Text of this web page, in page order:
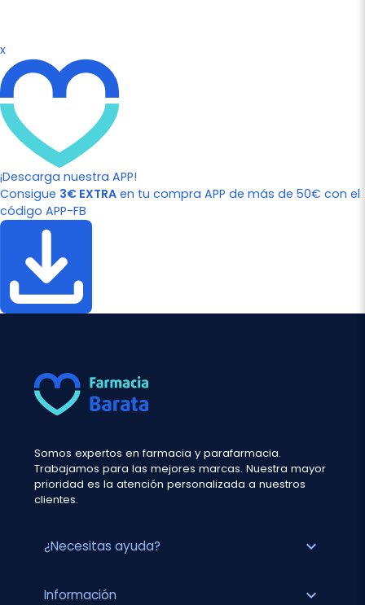
x
¡Descarga nuestra APP!
Consigue 3€ EXTRA en tu compra APP de más de 50€ con el
código APP-FB
Somos expertos en farmacia y parafarmacia.
Trabajamos para las mejores marcas. Nuestra mayor
prioridad es la atención personalizada a nuestros
clientes.
¿Necesitas ayuda? expand_more
Información expand_more